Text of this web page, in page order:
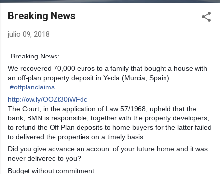
Breaking News
julio 09, 2018
Breaking News:
We recovered 70,000 euros to a family that bought a house with
an off-plan property deposit in Yecla (Murcia, Spain)
#offplanclaims
http://ow.ly/OOZt30iWFdc
The Court, in the application of Law 57/1968, upheld that the
bank, BMN is responsible, together with the property developers,
to refund the Off Plan deposits to home buyers for the latter failed
to delivered the properties on a timely basis.
Did you give advance an account of your future home and it was
never delivered to you?
Budget without commitment